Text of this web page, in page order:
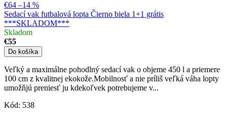
€64 –14 %
Sedací vak futbalová lopta Čierno biela 1+1 grátis
***SKLADOM***
Skladom
€55
Do košíka
Veľký a maximálne pohodlný sedací vak o objeme 450 l a priemere
100 cm z kvalitnej ekokože.Mobilnosť a nie príliš veľká váha lopty
umožňjú preniesť ju kdekoľvek potrebujeme v...
Kód: 538